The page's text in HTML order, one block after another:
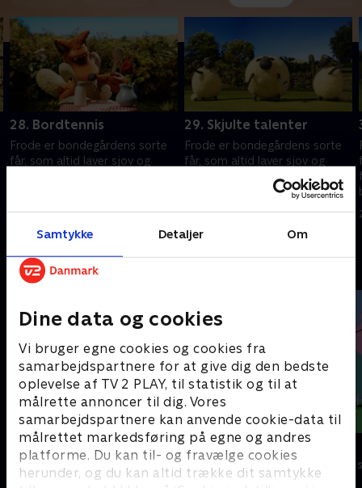
Samtykke Detaljer Om
Dine data og cookies
Vi bruger egne cookies og cookies fra
samarbejdspartnere for at give dig den bedste
oplevelse af TV 2 PLAY, til statistik og til at
målrette annoncer til dig. Vores
samarbejdspartnere kan anvende cookie-data til
målrettet markedsføring på egne og andres
platforme. Du kan til- og fravælge cookies
herunder, og du kan altid trække dit samtykke
28. Bordtennis
Frode er bondegårdens sorte
får, som altid laver sjov og
29. maj 2023 • 7 min
29. Skjulte talenter
Frode er bondegårdens sorte
får, som altid laver sjov og
fåre-streger. Hver gang
bondemanden vender ryggen
29. maj 2023 • 7 min
Andre så også
Rasmus Klump
Børneserier • 3 sæsoner
Gurli Gris
Børneserier •